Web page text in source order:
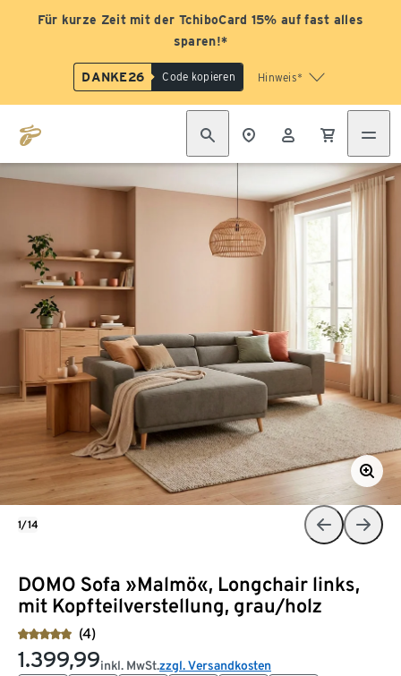
Für kurze Zeit mit der TchiboCard 15% auf fast alles
sparen!*
DANKE26 Code kopieren Hinweis*
DOMO Sofa »Malmö«, Longchair links,
mit Kopfteilverstellung, grau/holz
(4)
1.399,99inkl. MwSt.zzgl. Versandkosten
1/14